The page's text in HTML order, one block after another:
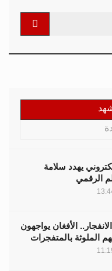
يهدد سلامة
الرقمي
الأفغان يواجهون
الملوثة بالمتفجرات